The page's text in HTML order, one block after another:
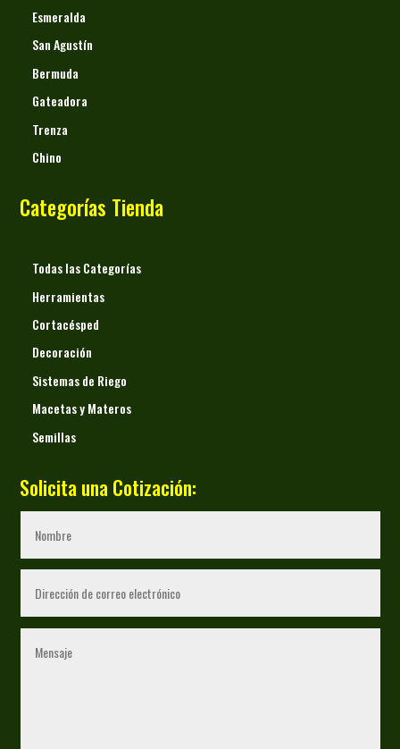
Esmeralda
San Agustín
Bermuda
Gateadora
Trenza
Chino
Categorías Tienda
Todas las Categorías
Herramientas
Cortacésped
Decoración
Sistemas de Riego
Macetas y Materos
Semillas
Solicita una Cotización: